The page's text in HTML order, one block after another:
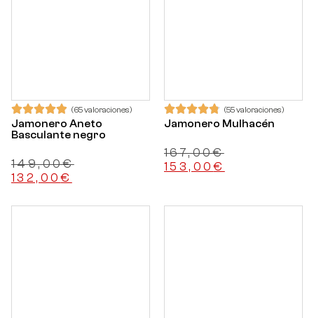
(65 valoraciones)
Jamonero Aneto
Basculante negro
149,00€
132,00€
(55 valoraciones)
Jamonero Mulhacén
167,00€
153,00€